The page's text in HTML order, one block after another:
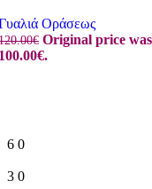
Οράσεως
€ Original price
6 0
3 0